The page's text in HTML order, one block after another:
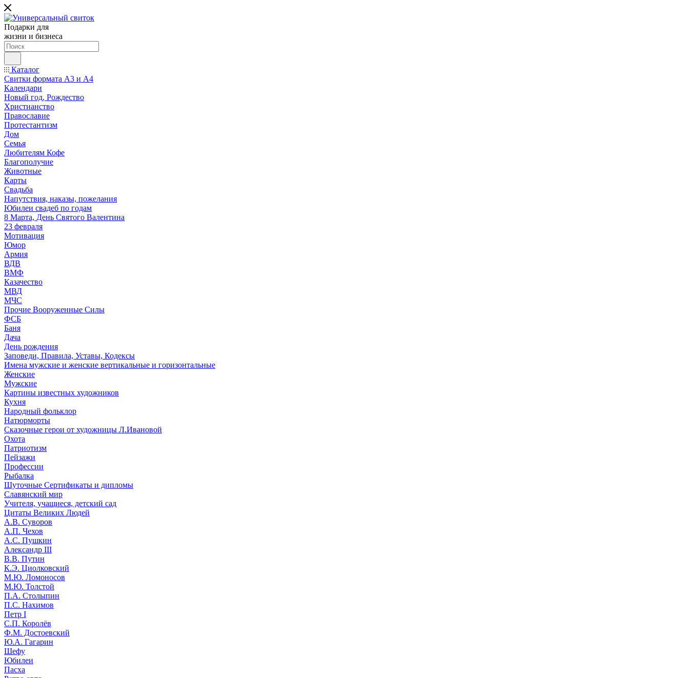
Подарки для
жизни и бизнеса
Каталог
Свитки формата А3 и А4
Календари
Новый год, Рождество
Христианство
Православие
Протестантизм
Дом
Семья
Любителям Кофе
Благополучие
Животные
Карты
Свадьба
Напутствия, наказы, пожелания
Юбилеи свадеб по годам
8 Марта, День Святого Валентина
23 февраля
Мотивация
Юмор
Армия
ВДВ
ВМФ
Казачество
МВД
МЧС
Прочие Вооруженные Силы
ФСБ
Баня
Дача
День рождения
Заповеди, Правила, Уставы, Кодексы
Имена мужские и женские вертикальные и горизонтальные
Женские
Мужские
Картины известных художников
Кухня
Народный фольклор
Натюрморты
Сказочные герои от художницы Л.Ивановой
Охота
Патриотизм
Пейзажи
Профессии
Рыбалка
Шуточные Сертификаты и дипломы
Славянский мир
Учителя, учащиеся, детский сад
Цитаты Великих Людей
А.В. Суворов
А.П. Чехов
А.С. Пушкин
Александр III
В.В. Путин
К.Э. Циолковский
М.Ю. Ломоносов
М.Ю. Толстой
П.А. Столыпин
П.С. Нахимов
Петр I
С.П. Королёв
Ф.М. Достоевский
Ю.А. Гагарин
Шефу
Юбилеи
Пасха